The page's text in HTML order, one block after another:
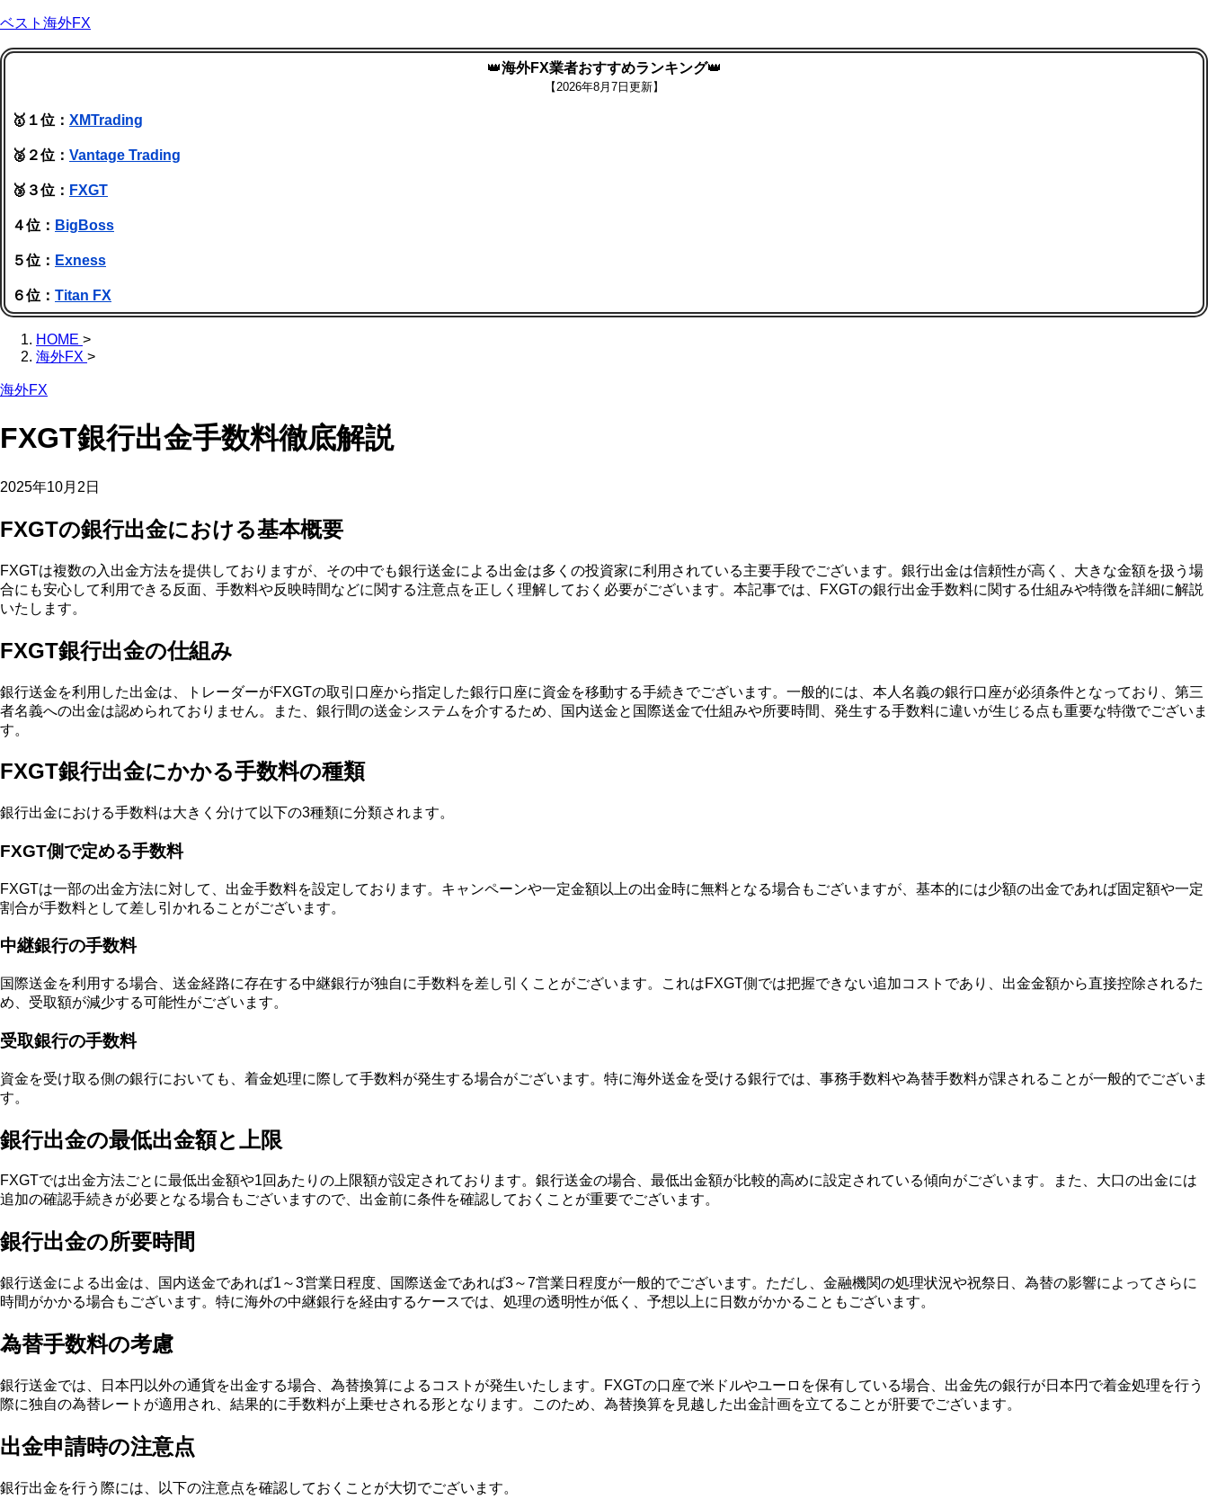
ベスト海外FX
👑海外FX業者おすすめランキング👑
【2026年8月7日更新】
🥇１位： XMTrading
🥈２位： Vantage Trading
🥉３位： FXGT
４位： BigBoss
５位： Exness
６位： Titan FX
HOME >
海外FX >
海外FX
FXGT銀行出金手数料徹底解説
2025年10月2日
FXGTの銀行出金における基本概要
FXGTは複数の入出金方法を提供しておりますが、その中でも銀行送金による出金は多くの投資家に利用されている主要手段でございます。銀行出金は信頼性が高く、大きな金額を扱う場
合にも安心して利用できる反面、手数料や反映時間などに関する注意点を正しく理解しておく必要がございます。本記事では、FXGTの銀行出金手数料に関する仕組みや特徴を詳細に解説
いたします。
FXGT銀行出金の仕組み
銀行送金を利用した出金は、トレーダーがFXGTの取引口座から指定した銀行口座に資金を移動する手続きでございます。一般的には、本人名義の銀行口座が必須条件となっており、第三
者名義への出金は認められておりません。また、銀行間の送金システムを介するため、国内送金と国際送金で仕組みや所要時間、発生する手数料に違いが生じる点も重要な特徴でございま
す。
FXGT銀行出金にかかる手数料の種類
銀行出金における手数料は大きく分けて以下の3種類に分類されます。
FXGT側で定める手数料
FXGTは一部の出金方法に対して、出金手数料を設定しております。キャンペーンや一定金額以上の出金時に無料となる場合もございますが、基本的には少額の出金であれば固定額や一定
割合が手数料として差し引かれることがございます。
中継銀行の手数料
国際送金を利用する場合、送金経路に存在する中継銀行が独自に手数料を差し引くことがございます。これはFXGT側では把握できない追加コストであり、出金金額から直接控除されるた
め、受取額が減少する可能性がございます。
受取銀行の手数料
資金を受け取る側の銀行においても、着金処理に際して手数料が発生する場合がございます。特に海外送金を受ける銀行では、事務手数料や為替手数料が課されることが一般的でございま
す。
銀行出金の最低出金額と上限
FXGTでは出金方法ごとに最低出金額や1回あたりの上限額が設定されております。銀行送金の場合、最低出金額が比較的高めに設定されている傾向がございます。また、大口の出金には
追加の確認手続きが必要となる場合もございますので、出金前に条件を確認しておくことが重要でございます。
銀行出金の所要時間
銀行送金による出金は、国内送金であれば1～3営業日程度、国際送金であれば3～7営業日程度が一般的でございます。ただし、金融機関の処理状況や祝祭日、為替の影響によってさらに
時間がかかる場合もございます。特に海外の中継銀行を経由するケースでは、処理の透明性が低く、予想以上に日数がかかることもございます。
為替手数料の考慮
銀行送金では、日本円以外の通貨を出金する場合、為替換算によるコストが発生いたします。FXGTの口座で米ドルやユーロを保有している場合、出金先の銀行が日本円で着金処理を行う
際に独自の為替レートが適用され、結果的に手数料が上乗せされる形となります。このため、為替換算を見越した出金計画を立てることが肝要でございます。
出金申請時の注意点
銀行出金を行う際には、以下の注意点を確認しておくことが大切でございます。